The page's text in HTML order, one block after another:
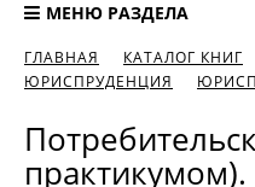
МЕНЮ РАЗДЕЛА
ГЛАВНАЯ КАТАЛОГ КНИГ
ЮРИСПРУДЕНЦИЯ
практикумом).